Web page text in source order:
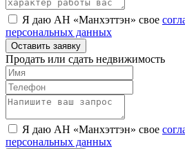
Я даю АН «Манхэттэн» свое
персональных данных
Оставить заявку
Продать или сдать недвижимость
Я даю АН «Манхэттэн» свое
персональных данных